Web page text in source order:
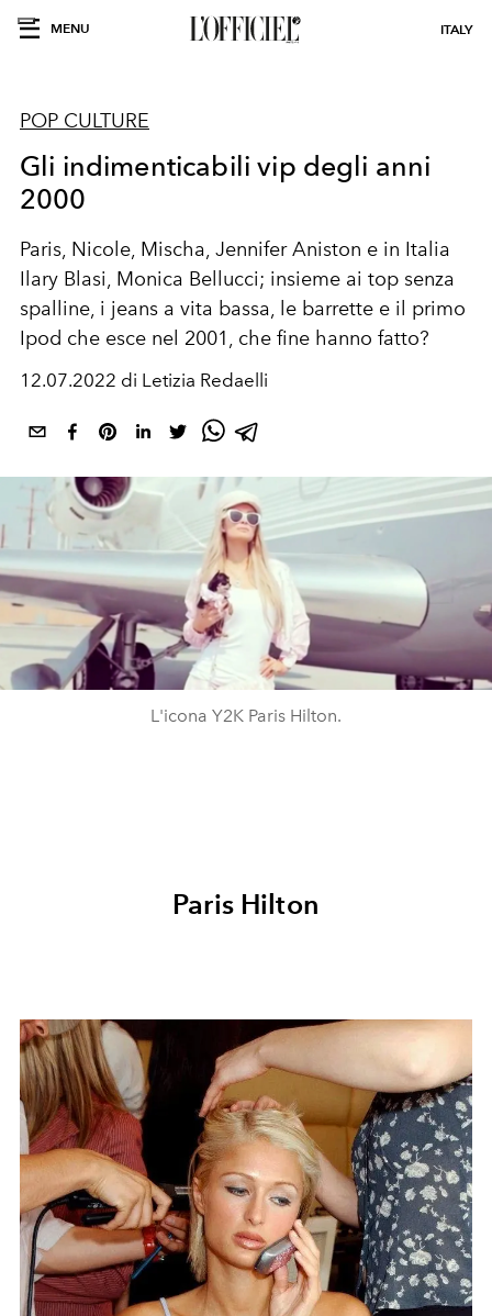
MENU ITALY
POP CULTURE
Gli indimenticabili vip degli anni
2000
Paris, Nicole, Mischa, Jennifer Aniston e in Italia
Ilary Blasi, Monica Bellucci; insieme ai top senza
spalline, i jeans a vita bassa, le barrette e il primo
Ipod che esce nel 2001, che fine hanno fatto?
12.07.2022 di Letizia Redaelli
L'icona Y2K Paris Hilton.
Paris Hilton